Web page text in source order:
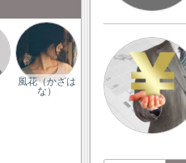
風花（かざは
な）